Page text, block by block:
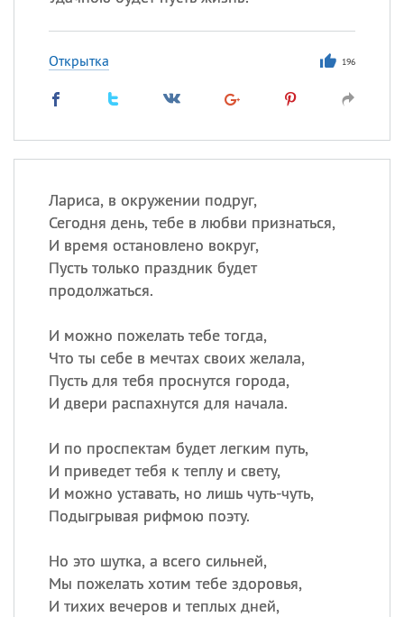
Открытка 196
Лариса, в окружении подруг,
Сегодня день, тебе в любви признаться,
И время остановлено вокруг,
Пусть только праздник будет
продолжаться.
И можно пожелать тебе тогда,
Что ты себе в мечтах своих желала,
Пусть для тебя проснутся города,
И двери распахнутся для начала.
И по проспектам будет легким путь,
И приведет тебя к теплу и свету,
И можно уставать, но лишь чуть-чуть,
Подыгрывая рифмою поэту.
Но это шутка, а всего сильней,
Мы пожелать хотим тебе здоровья,
И тихих вечеров и теплых дней,